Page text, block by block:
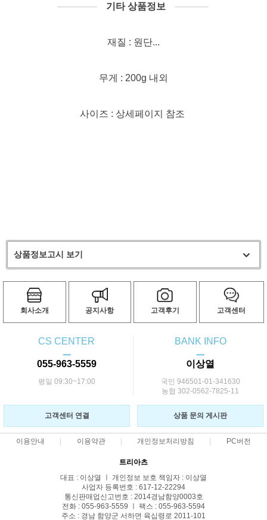
────── 기타 상품정보 ─────
재질 : 원단...
무게 : 200g 내외
사이즈 : 상세페이지 참조
상품정보고시 보기
회사소개 공지사항 고객후기 고객센터
CS CENTER
ㅡ
055-963-5559
평일 09:30~17:00
BANK INFO
ㅡ
이상열
국민 946501-01-341630
농협 302-0562-7825-11
고객센터 연결 상품 문의 게시판
이용안내 이용약관 개인정보처리방침 PC버전
트리아츠
대표 : 이상열 ㅣ 개인정보 보호 책임자 : 이상열
사업자 등록번호 : 617-12-22294
통신판매업신고번호 : 2014경남함양0003호
전화 : 055-963-5559 ㅣ 팩스 : 055-963-5594
주소 : 경남 함양군 서하면 육십령로 2011-101